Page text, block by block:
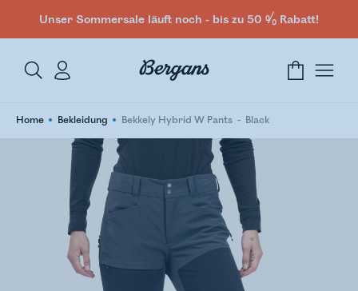
Unser Sommersale läuft noch - bis zu 50 % Rabatt!
Home Bekleidung Bekkely Hybrid W Pants Black